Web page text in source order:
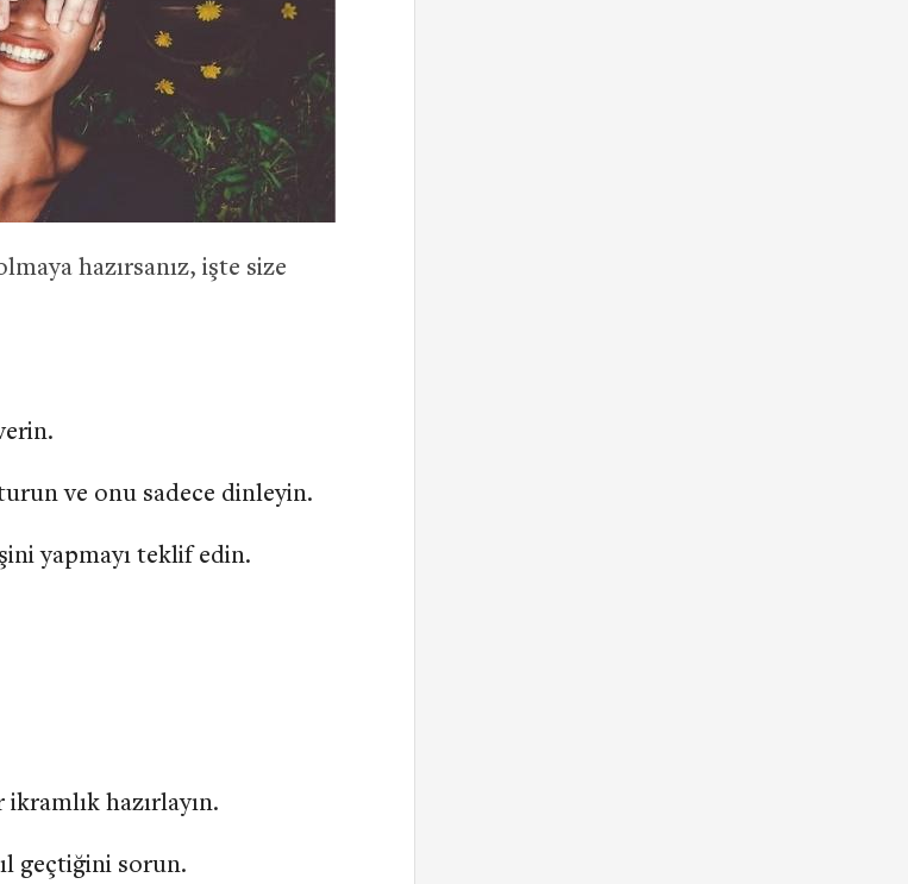
hazırsanız, işte size
ve onu sadece dinleyin.
yapmayı teklif edin.
hazırlayın.
geçtiğini sorun.